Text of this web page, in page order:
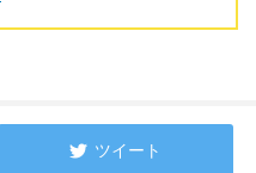
ツイート